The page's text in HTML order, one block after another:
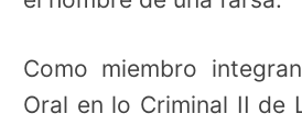
Como miembro
Oral en lo Criminal II de